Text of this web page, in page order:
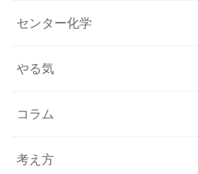
センター化学
やる気
コラム
考え方